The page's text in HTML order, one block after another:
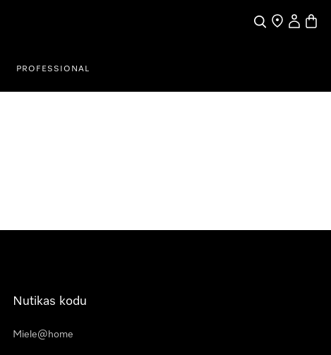
SearchFind a store
My
PROFESSIONAL
Nutikas kodu
Miele@home